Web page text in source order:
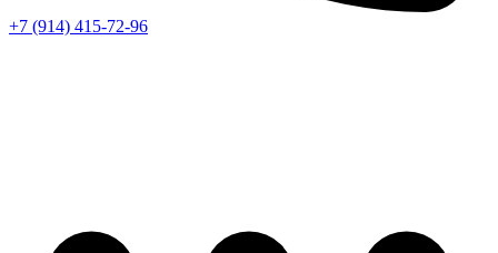
+7 (914) 415-72-96